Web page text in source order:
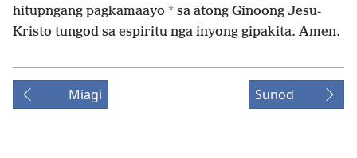
hitupngang pagkamaayo * sa atong Ginoong Jesu-
Kristo tungod sa espiritu nga inyong gipakita. Amen.
Miagi Sunod